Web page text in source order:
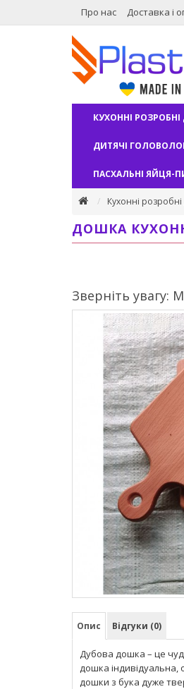
Про нас Доставка і
КУХОННІ
ДИТЯЧІ
ПАСХАЛЬНІ ЯЙЦЯ-
Кухонні
ДОШКА
Зверніть увагу:
Опис Відгуки (0)
Дубова дошка – це
дошка індивідуальна,
дошки з бука дуже